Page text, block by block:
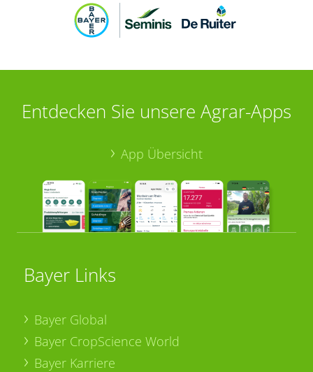
Entdecken Sie unsere Agrar-Apps
App Übersicht
Bayer Links
Bayer Global
Bayer CropScience World
Bayer Karriere